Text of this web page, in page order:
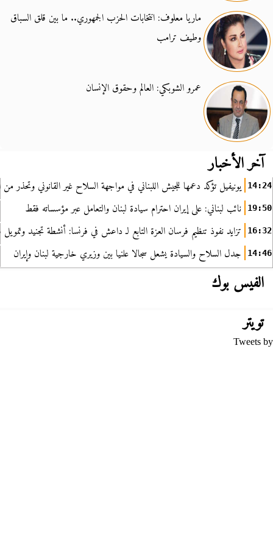
ماريا معلوف: انتخابات الحزب الجمهوري.. ما بين قلق السباق
وطيف ترامب
عمرو الشوبكي: العالم وحقوق الإنسان
آخر الأخبار
14:24 يونيفيل تؤكد دعمها للجيش اللبناني في مواجهة السلاح غير القانوني وتحذر من
19:50 نائب لبناني: على إيران احترام سيادة لبنان والتعامل عبر مؤسساته فقط
16:32 تزايد نفوذ تنظيم فرسان العزة التابع لـ داعش في فرنسا: أنشطة تجنيد
14:46 جدل السلاح والسيادة يشعل سجالا علنيا بين وزيري خارجية لبنان وإيران
الفيس بوك
تويتر
Tweets by